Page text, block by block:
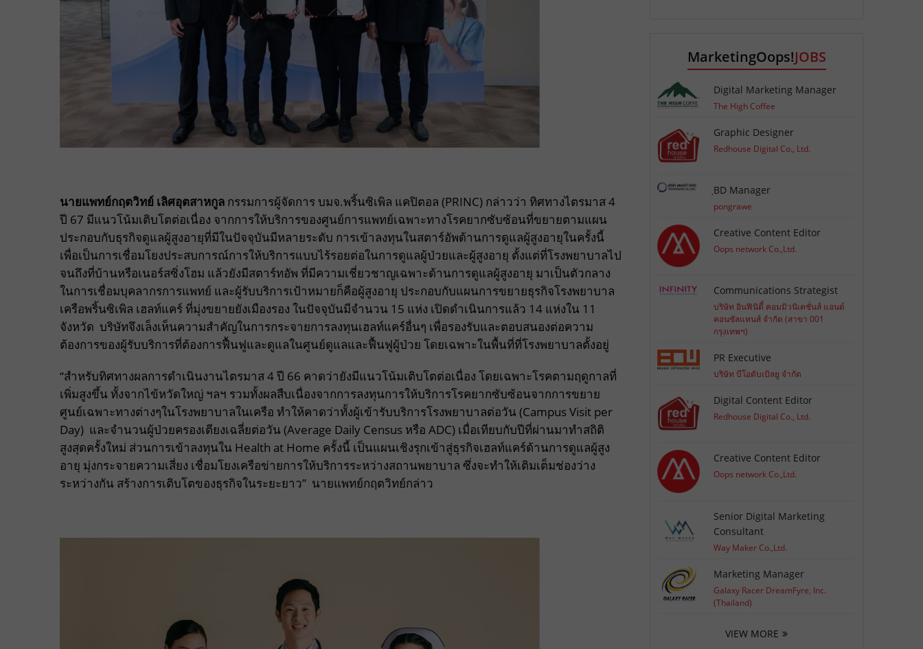
นายแพทย์กฤตวิทย์ เลิศอุตสาหกูล กรรมการผู้จัดการ บมจ.พริ้นซิเพิล แคปิตอล (PRINC) กล่าวว่า ทิศทางไตรมาส 4
ปี 67 มีแนวโน้มเติบโตต่อเนื่อง จากการให้บริการของศูนย์การแพทย์เฉพาะทางโรคยากซับซ้อนที่ขยายตามแผน
ประกอบกับธุรกิจดูแลผู้สูงอายุที่มีในปัจจุบันมีหลายระดับ การเข้าลงทุนในสตาร์อัพด้านการดูแลผู้สูงอายุในครั้งนี้
เพื่อเป็นการเชื่อมโยงประสบการณ์การให้บริการแบบไร้รอยต่อในการดูแลผู้ป่วยและผู้สูงอายุ ตั้งแต่ที่โรงพยาบาลไป
จนถึงที่บ้านหรือเนอร์สซิ่งโฮม แล้วยังมีสตาร์ทอัพ ที่มีความเชี่ยวชาญเฉพาะด้านการดูแลผู้สูงอายุ มาเป็นตัวกลาง
ในการเชื่อมบุคลากรการแพทย์ และผู้รับบริการเป้าหมายก็คือผู้สูงอายุ ประกอบกับแผนการขยายธุรกิจโรงพยาบาล
เครือพริ้นซิเพิล เฮลท์แคร์ ที่มุ่งขยายยังเมืองรอง ในปัจจุบันมีจำนวน 15 แห่ง เปิดดำเนินการแล้ว 14 แห่งใน 11
จังหวัด บริษัทจึงเล็งเห็นความสำคัญในการกระจายการลงทุนเฮลท์แคร์อื่นๆ เพื่อรองรับและตอบสนองต่อความ
ต้องการของผู้รับบริการที่ต้องการฟื้นฟูและดูแลในศูนย์ดูแลและฟื้นฟูผู้ป่วย โดยเฉพาะในพื้นที่ที่โรงพยาบาลตั้งอยู่
“สำหรับทิศทางผลการดำเนินงานไตรมาส 4 ปี 66 คาดว่ายังมีแนวโน้มเติบโตต่อเนื่อง โดยเฉพาะโรคตามฤดูกาลที่
เพิ่มสูงขึ้น ทั้งจากไข้หวัดใหญ่ ฯลฯ รวมทั้งผลสืบเนื่องจากการลงทุนการให้บริการโรคยากซับซ้อนจากการขยาย
ศูนย์เฉพาะทางต่างๆในโรงพยาบาลในเครือ ทำให้คาดว่าทั้งผู้เข้ารับบริการโรงพยาบาลต่อวัน (Campus Visit per
Day) และจำนวนผู้ป่วยครองเตียงเฉลี่ยต่อวัน (Average Daily Census หรือ ADC) เมื่อเทียบกับปีที่ผ่านมาทำสถิติ
สูงสุดครั้งใหม่ ส่วนการเข้าลงทุนใน Health at Home ครั้งนี้ เป็นแผนเชิงรุกเข้าสู่ธุรกิจเฮลท์แคร์ด้านการดูแลผู้สูง
อายุ มุ่งกระจายความเสี่ยง เชื่อมโยงเครือข่ายการให้บริการระหว่างสถานพยาบาล ซึ่งจะทำให้เติมเต็มช่องว่าง
ระหว่างกัน สร้างการเติบโตของธุรกิจในระยะยาว” นายแพทย์กฤตวิทย์กล่าว
MarketingOops!JOBS
Digital Marketing Manager
The High Coffee
Graphic Designer
Redhouse Digital Co., Ltd.
ฺBD Manager
pongrawe
Creative Content Editor
Oops network Co.,Ltd.
Communications Strategist
บริษัท อินฟินิตี้ คอมมิวนิเคชั่นส์ แอนด์
คอนซัลแทนส์ จำกัด (สาขา 001
กรุงเทพฯ)
PR Executive
บริษัท บีโอดับเบิลยู จำกัด
Digital Content Editor
Redhouse Digital Co., Ltd.
Creative Content Editor
Oops network Co.,Ltd.
Senior Digital Marketing
Consultant
Way Maker Co.,Ltd.
Marketing Manager
Galaxy Racer DreamFyre, Inc.
(Thailand)
VIEW MORE